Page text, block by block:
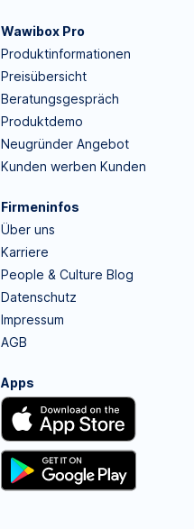
Wawibox Pro
Produktinformationen
Preisübersicht
Beratungsgespräch
Produktdemo
Neugründer Angebot
Kunden werben Kunden
Firmeninfos
Über uns
Karriere
People & Culture Blog
Datenschutz
Impressum
AGB
Apps